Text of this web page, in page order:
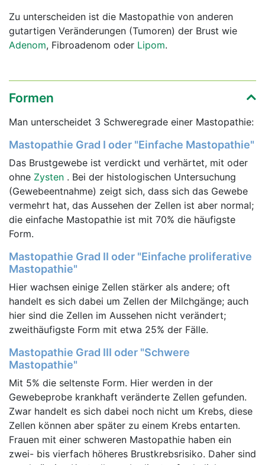
Zu unterscheiden ist die Mastopathie von anderen
gutartigen Veränderungen (Tumoren) der Brust wie
Adenom, Fibroadenom oder Lipom.
Formen
Man unterscheidet 3 Schweregrade einer Mastopathie:
Mastopathie Grad I oder "Einfache Mastopathie"
Das Brustgewebe ist verdickt und verhärtet, mit oder
ohne Zysten . Bei der histologischen Untersuchung
(Gewebeentnahme) zeigt sich, dass sich das Gewebe
vermehrt hat, das Aussehen der Zellen ist aber normal;
die einfache Mastopathie ist mit 70% die häufigste
Form.
Mastopathie Grad II oder "Einfache proliferative
Mastopathie"
Hier wachsen einige Zellen stärker als andere; oft
handelt es sich dabei um Zellen der Milchgänge; auch
hier sind die Zellen im Aussehen nicht verändert;
zweithäufigste Form mit etwa 25% der Fälle.
Mastopathie Grad III oder "Schwere
Mastopathie"
Mit 5% die seltenste Form. Hier werden in der
Gewebeprobe krankhaft veränderte Zellen gefunden.
Zwar handelt es sich dabei noch nicht um Krebs, diese
Zellen können aber später zu einem Krebs entarten.
Frauen mit einer schweren Mastopathie haben ein
zwei- bis vierfach höheres Brustkrebsrisiko. Daher sind